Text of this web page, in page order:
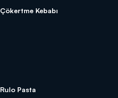
Çökertme Kebabı
Rulo Pasta